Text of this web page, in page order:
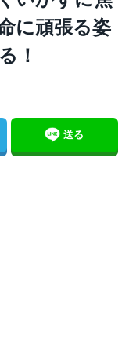
に頑張る姿
！
送る